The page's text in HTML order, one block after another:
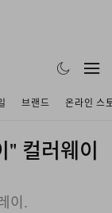
브랜드 온라인 스
" 컬러웨이
이.